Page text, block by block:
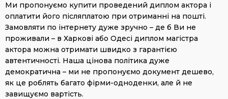
Ми пропонуємо купити проведений диплом актора і
оплатити його післяплатою при отриманні на пошті.
Замовляти по інтернету дуже зручно – де б Ви не
проживали – в Харкові або Одесі диплом магістра
актора можна отримати швидко з гарантією
автентичності. Наша цінова політика дуже
демократична – ми не пропонуємо документ дешево,
як це роблять багато фірми-одноденки, але й не
завищуємо вартість.